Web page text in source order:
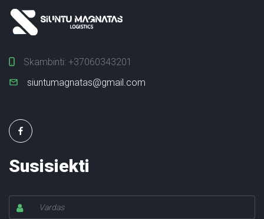
Skambinti: +37060343201
siuntumagnatas@gmail.com
Susisiekti